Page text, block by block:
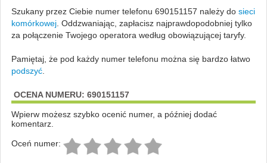
Szukany przez Ciebie numer telefonu 690151157 należy do sieci
komórkowej. Oddzwaniając, zapłacisz najprawdopodobniej tylko
za połączenie Twojego operatora według obowiązującej taryfy.
Pamiętaj, że pod każdy numer telefonu można się bardzo łatwo
podszyć.
OCENA NUMERU: 690151157
Wpierw możesz szybko ocenić numer, a później dodać
komentarz.
Oceń numer: